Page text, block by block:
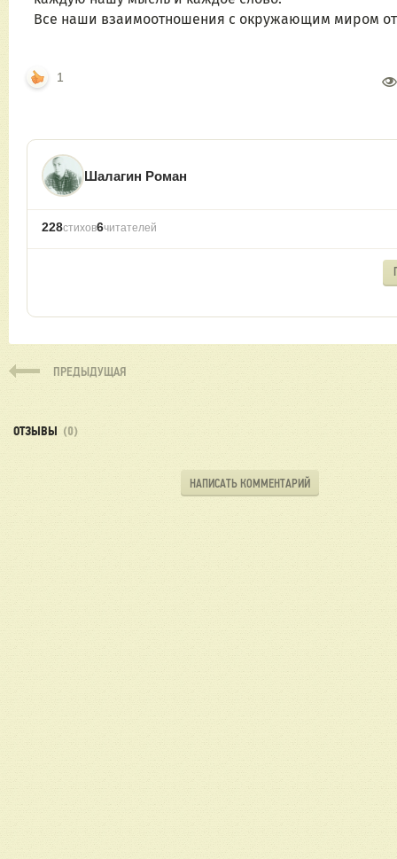
Все наши взаимоотношения с окружающим миром
1
Шалагин Роман
228стихов6читателей
ПРЕДЫДУЩАЯ
ОТЗЫВЫ (0)
НАПИСАТЬ КОММЕНТАРИЙ